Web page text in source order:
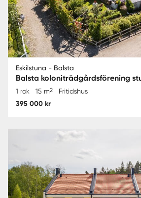
Eskilstuna - Balsta
Balsta koloniträdgårdsförening
1 rok 15 m2 Fritidshus
395 000 kr